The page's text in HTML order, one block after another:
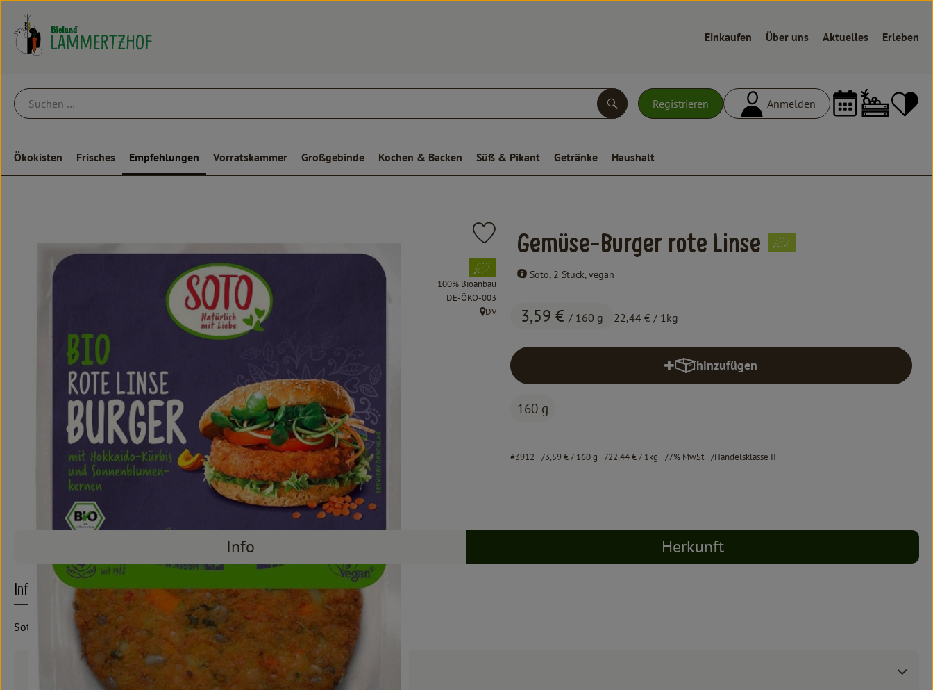
Einkaufen Über uns Aktuelles Erleben
Registrieren Anmelden
Suchen
Ökokisten Frisches Empfehlungen Vorratskammer Großgebinde Kochen & Backen Süß & Pikant Getränke Haushalt
Gemüse-Burger rote Linse
Soto, 2 Stück, vegan
3,59 € / 160 g 22,44 € / 1kg
Produkt zu Favouriten hinzufügen
, Verband:
100% Bioanbau
, Kontrollstelle:
DE-ÖKO-003
, Herkunft:
DV
hinzufügen
Produkt zum Warenkorb hinzufügen
160 g
#3912 3,59 €/ 160 g 22,44 €/ 1kg 7% MwSt Handelsklasse II
Info Herkunft
Info
Soto, 2 Stück, vegan
Produktinformationen